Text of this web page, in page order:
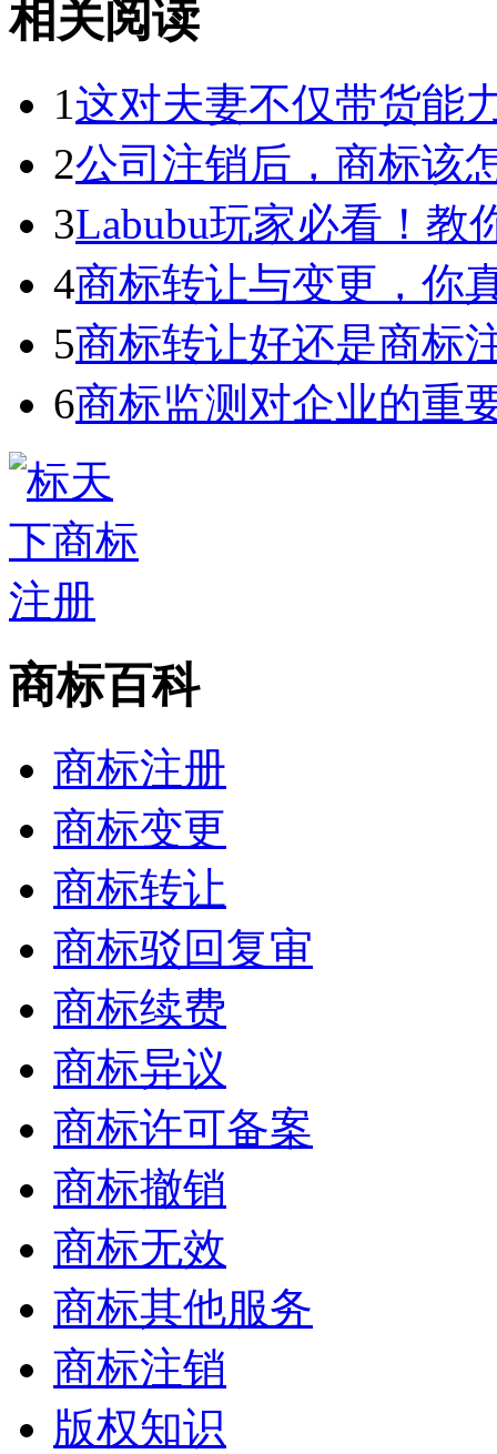
相关阅读
1这对夫妻不仅带货能
2公司注销后，商标该
3Labubu玩家必看！教
4商标转让与变更，你
5商标转让好还是商标
6商标监测对企业的重
商标百科
商标注册
商标变更
商标转让
商标驳回复审
商标续费
商标异议
商标许可备案
商标撤销
商标无效
商标其他服务
商标注销
版权知识